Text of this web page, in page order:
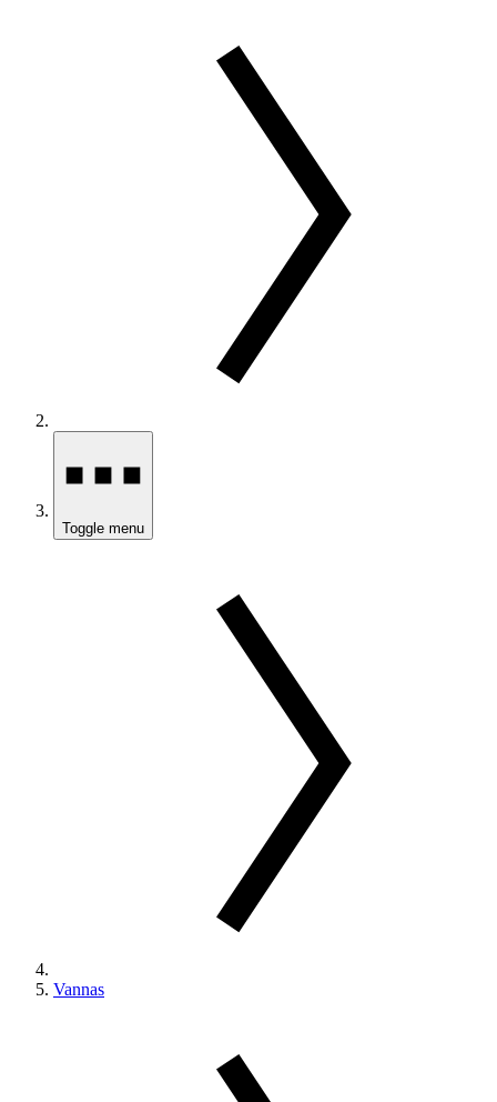
Toggle menu
Vannas